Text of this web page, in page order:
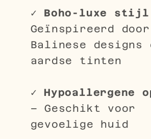
✓ Boho-luxe stijl
Geïnspireerd door
Balinese designs
aardse tinten
✓Hypoallergene
– Geschikt voor
gevoelige huid